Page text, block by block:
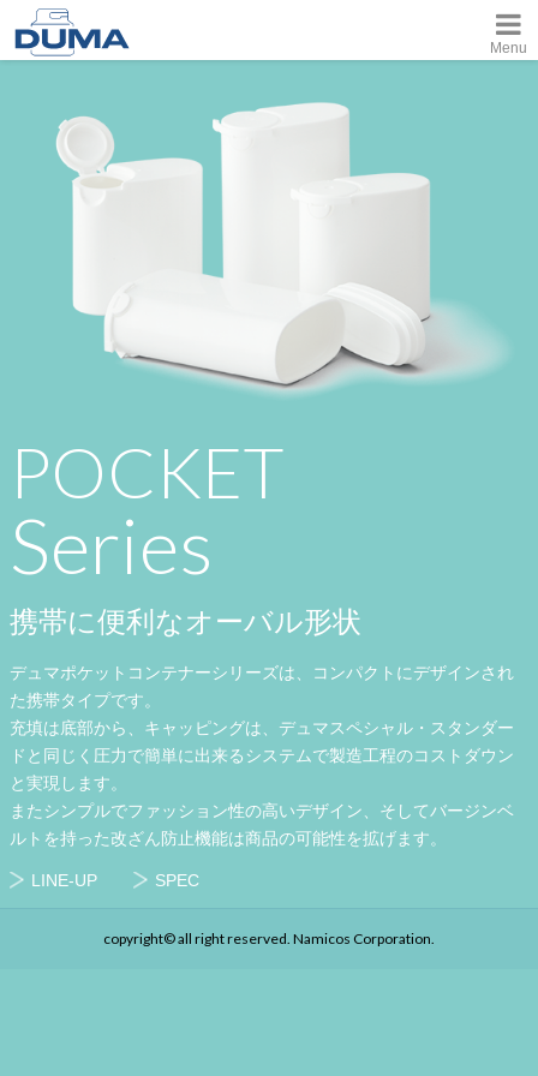
Menu
POCKET
Series
携帯に便利なオーバル形状
デュマポケットコンテナーシリーズは、コンパクトにデザインされ
た携帯タイプです。
充填は底部から、キャッピングは、デュマスペシャル・スタンダー
ドと同じく圧力で簡単に出来るシステムで製造工程のコストダウン
と実現します。
またシンプルでファッション性の高いデザイン、そしてバージンベ
ルトを持った改ざん防止機能は商品の可能性を拡げます。
LINE-UP SPEC
copyright© all right reserved. Namicos Corporation.